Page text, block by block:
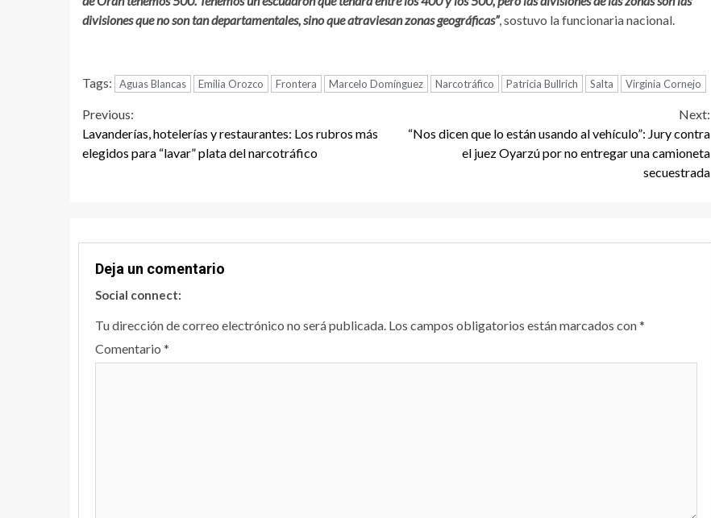
divisiones que no son tan departamentales, sino que atraviesan zonas geográficas”, sostuvo la funcionaria nacional.
Tags: Aguas Blancas Emilia Orozco Frontera Marcelo Domínguez Narcotráfico Patricia Bullrich Salta Virginia Cornejo
Continue
Reading
Previous:
Lavanderías, hotelerías y restaurantes: Los rubros más
elegidos para “lavar” plata del narcotráfico
Next:
“Nos dicen que lo están usando al vehículo”: Jury contra
el juez Oyarzú por no entregar una camioneta
secuestrada
Deja un comentario
Social connect:
Tu dirección de correo electrónico no será publicada. Los campos obligatorios están marcados con*
Comentario *